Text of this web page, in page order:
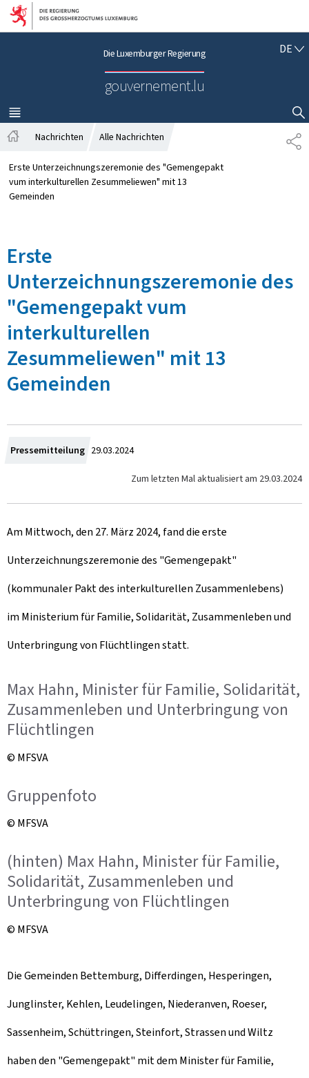
Zur Hauptnavigation
Zum Inhalt
Die Luxemburger Regierung
gouvernement.lu
DED
S
C
H
MENÜ
HAUPT-
SUCHFLED ANZEIGEN / SCHLIESSEN
T
E
t
a
r
i
t
Nachrichten Alle Nachrichten
Erste Unterzeichnungszeremonie des "Gemengepakt
vum interkulturellen Zesummeliewen" mit 13
Gemeinden
Erste
Unterzeichnungszeremonie des
"Gemengepakt vum
interkulturellen
Zesummeliewen" mit 13
Gemeinden
Pressemitteilung Z
m
29.03.2024
Zum letzten Mal aktualisiert am 29.03.2024
Am Mittwoch, den 27. März 2024, fand die erste
Unterzeichnungszeremonie des "Gemengepakt"
(kommunaler Pakt des interkulturellen Zusammenlebens)
im Ministerium für Familie, Solidarität, Zusammenleben und
Unterbringung von Flüchtlingen statt.
Max Hahn, Minister für Familie, Solidarität,
Zusammenleben und Unterbringung von
Flüchtlingen
© MFSVA
Gruppenfoto
© MFSVA
(hinten) Max Hahn, Minister für Familie,
Solidarität, Zusammenleben und
Unterbringung von Flüchtlingen
© MFSVA
Die Gemeinden Bettemburg, Differdingen, Hesperingen,
Junglinster, Kehlen, Leudelingen, Niederanven, Roeser,
Sassenheim, Schüttringen, Steinfort, Strassen und Wiltz
haben den "Gemengepakt" mit dem Minister für Familie,